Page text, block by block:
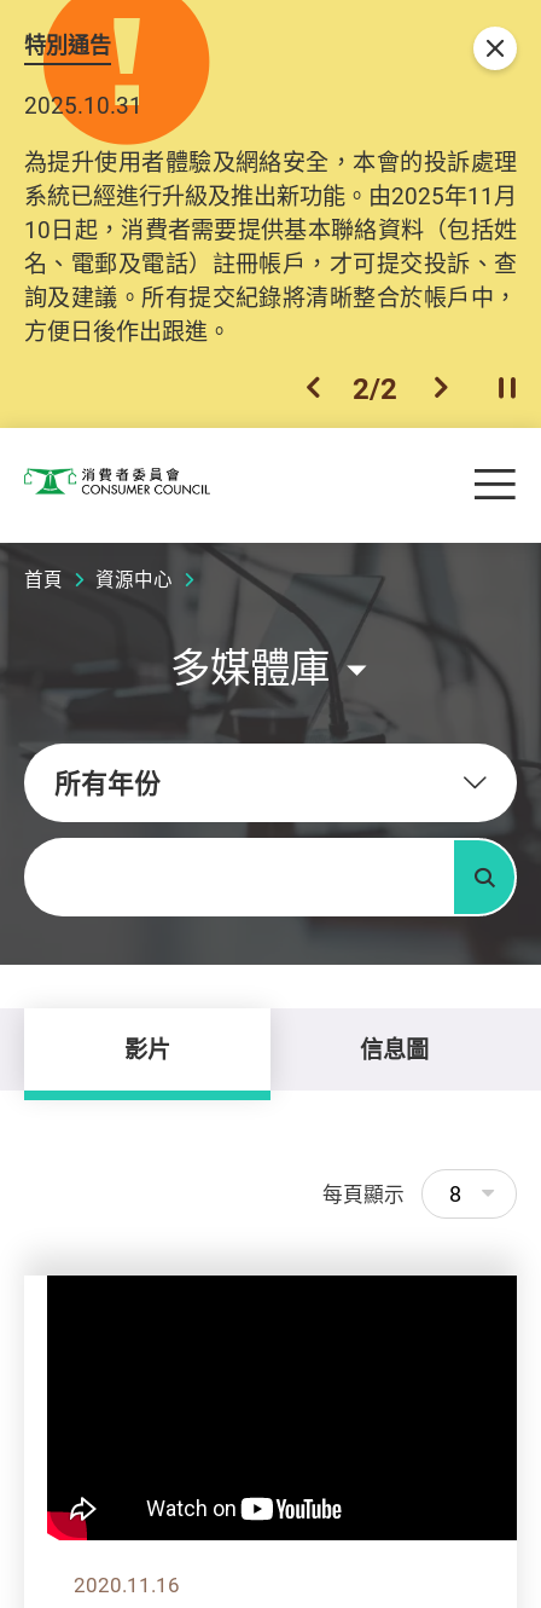
特別通告
2025.10.31
為提升使用者體驗及網絡安全，本會的投訴處理
系統已經進行升級及推出新功能。由2025年11月
10日起，消費者需要提供基本聯絡資料（包括姓
名、電郵及電話）註冊帳戶，才可提交投訴、查
詢及建議。所有提交紀錄將清晰整合於帳戶中，
方便日後作出跟進。
上一個
2/2 下一個開
關閉
消費者委員會 目
首頁 資源中心
多媒體庫
所有年份
關鍵字
搜尋
影片 信息圖
每頁顯示 8
2020.11.16